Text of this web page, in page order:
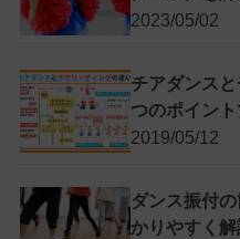
2023/05/02
チアダンス
つのポイン
2019/05/12
ダンス振付
かりやすく解